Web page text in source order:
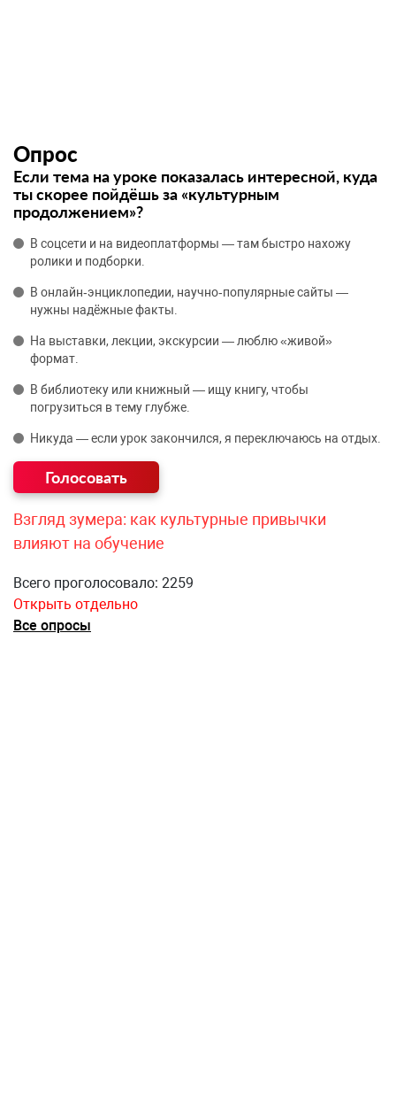
Опрос
Если тема на уроке показалась интересной, куда
ты скорее пойдёшь за «культурным
продолжением»?
В соцсети и на видеоплатформы — там быстро нахожу
ролики и подборки.
В онлайн‑энциклопедии, научно‑популярные сайты —
нужны надёжные факты.
На выставки, лекции, экскурсии — люблю «живой»
формат.
В библиотеку или книжный — ищу книгу, чтобы
погрузиться в тему глубже.
Никуда — если урок закончился, я переключаюсь на отдых.
Взгляд зумера: как культурные привычки
влияют на обучение
Всего проголосовало: 2259
Открыть отдельно
Все опросы